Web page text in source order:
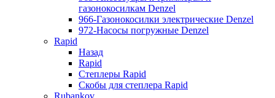
газонокосилкам Denzel
966-Газонокосилки электрические Denzel
972-Насосы погружные Denzel
Rapid
Назад
Rapid
Степлеры Rapid
Скобы для cтеплера Rapid
Rubankov